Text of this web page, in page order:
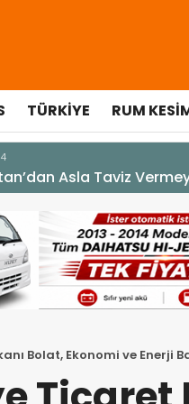
TÜRKIYE RUM
RUHU SONSUZA DEK
Bolat, Ekonomi ve Enerji